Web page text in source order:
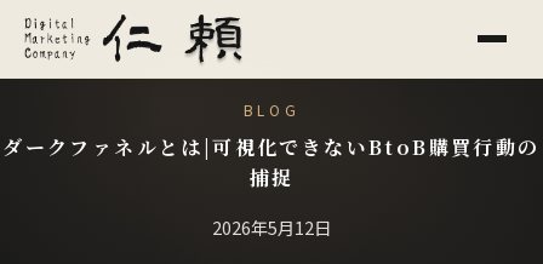
BLOG
ダークファネルとは|可視化できないBtoB購買行動の
捕捉
2026年5月12日